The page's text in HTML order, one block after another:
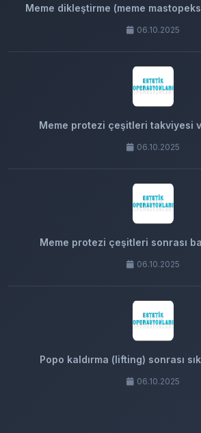
Meme dikleştirme (meme
06.10.2025
Meme protezi çeşitleri takviyesi
06.10.2025
Meme protezi çeşitleri sonrası
06.10.2025
Popo kaldırma (lifting) sonrası
06.10.2025